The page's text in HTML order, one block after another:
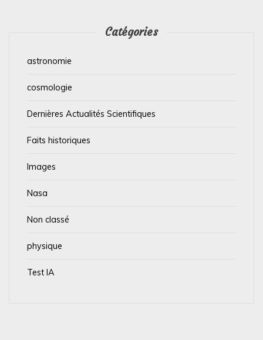
Catégories
astronomie
cosmologie
Dernières Actualités Scientifiques
Faits historiques
Images
Nasa
Non classé
physique
Test IA